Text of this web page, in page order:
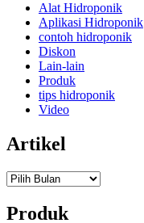
Alat Hidroponik
Aplikasi Hidroponik
contoh hidroponik
Diskon
Lain-lain
Produk
tips hidroponik
Video
Artikel
Artikel
Produk